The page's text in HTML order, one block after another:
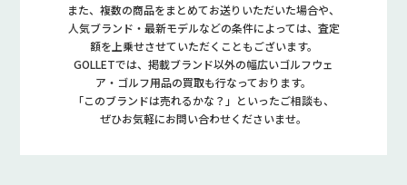
また、複数の商品をまとめてお送りいただいた場合や、
人気ブランド・最新モデルなどの条件によっては、査定
額を上乗せさせていただくこともございます。
GOLLETでは、掲載ブランド以外の幅広いゴルフウェ
ア・ゴルフ用品の買取も行なっております。
「このブランドは売れるかな？」といったご相談も、
ぜひお気軽にお問い合わせくださいませ。